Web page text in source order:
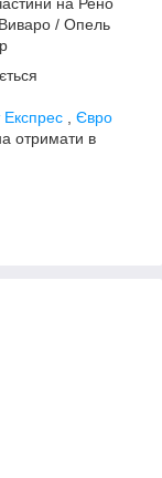
/ Опель
Експрес
Євро
отримати в